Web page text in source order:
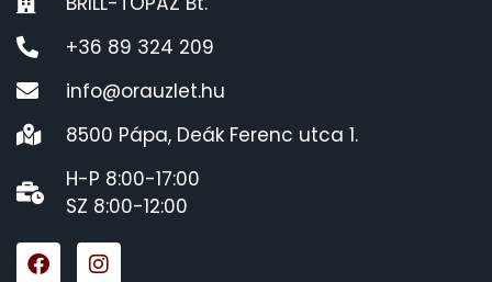
+36 89 324 209
info@orauzlet.hu
8500 Pápa, Deák Ferenc utca 1.
H-P 8:00-17:00
SZ 8:00-12:00